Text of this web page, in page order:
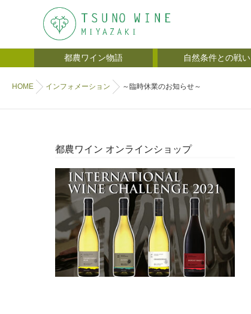
都農ワイン物語 自然条件との戦い
HOME インフォメーション ～臨時休業のお知らせ～
都農ワイン オンラインショップ